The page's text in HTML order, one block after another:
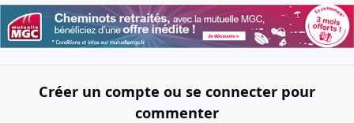
Créer un compte ou se connecter pour
commenter